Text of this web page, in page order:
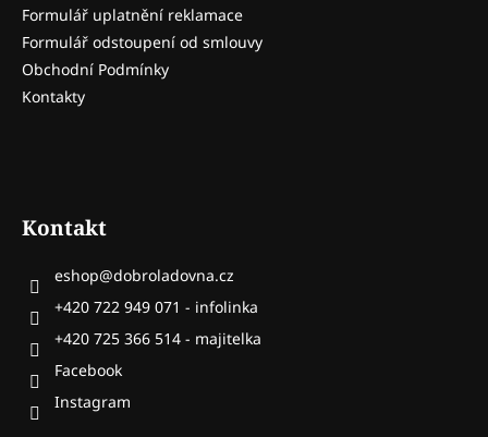
Formulář uplatnění reklamace
Formulář odstoupení od smlouvy
Obchodní Podmínky
Kontakty
Kontakt
eshop@dobroladovna.cz
+420 722 949 071 - infolinka
+420 725 366 514 - majitelka
Facebook